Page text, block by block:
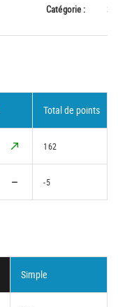
Catégorie :
Total de points
162
-5
Simple